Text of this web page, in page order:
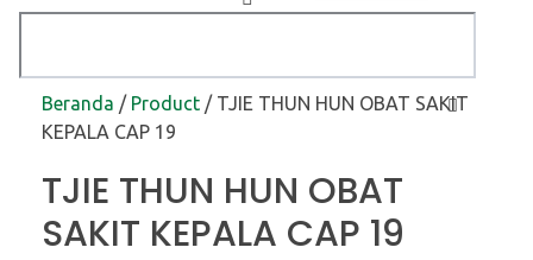
Beranda / Product / TJIE THUN HUN OBAT SAKIT
KEPALA CAP 19
TJIE THUN HUN OBAT
SAKIT KEPALA CAP 19